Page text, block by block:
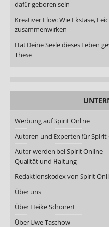
dafür geboren sein
Kreativer Flow: Wie Ekstase,
zusammenwirken
Hat Deine Seele dieses Leben
These
Werbung auf Spirit Online
Autoren und Experten für
Autor werden bei Spirit Online
Qualität und Haltung
Redaktionskodex von Spirit
Über uns
Über Heike Schonert
Über Uwe Taschow